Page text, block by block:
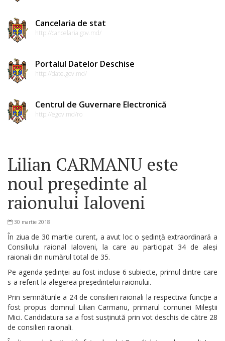
Cancelaria de stat
http://cancelaria.gov.md/
Portalul Datelor Deschise
http://date.gov.md/
Centrul de Guvernare Electronică
http://egov.md/ro
Lilian CARMANU este
noul președinte al
raionului Ialoveni
30 martie 2018
În ziua de 30 martie curent, a avut loc o ședință extraordinară a
Consiliului raional Ialoveni, la care au participat 34 de aleși
raionali din numărul total de 35.
Pe agenda ședinței au fost incluse 6 subiecte, primul dintre care
s-a referit la alegerea președintelui raionului.
Prin semnăturile a 24 de consilieri raionali la respectiva funcție a
fost propus domnul Lilian Carmanu, primarul comunei Mileștii
Mici. Candidatura sa a fost susținută prin vot deschis de către 28
de consilieri raionali.